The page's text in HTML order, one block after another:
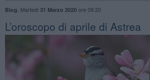
Blog Martedì 31 Marzo 2020ore 09:20
​L’oroscopo di aprile di Astrea